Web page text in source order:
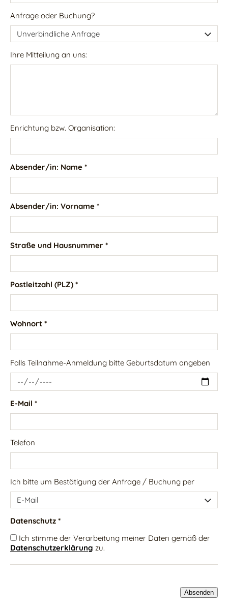
Anfrage oder Buchung?
Ihre Mitteilung an uns:
Enrichtung bzw. Organisation:
Absender/in: Name *
Absender/in: Vorname *
Straße und Hausnummer *
Postleitzahl (PLZ) *
Wohnort *
Falls Teilnahme-Anmeldung bitte Geburtsdatum angeben
E-Mail *
Telefon
Ich bitte um Bestätigung der Anfrage / Buchung per
Datenschutz *
Ich stimme der Verarbeitung meiner Daten gemäß der
Datenschutzerklärung zu.